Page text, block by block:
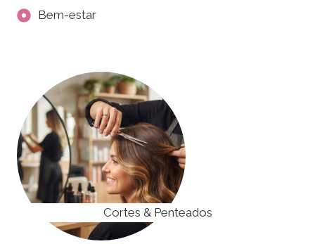
Bem-estar
Cortes & Penteados